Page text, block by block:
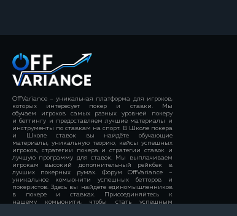
OffVariance – уникальная платформа для игроков,
которых интересует покер и ставки. Мы
обучаем игроков самых разных уровней покеру
и беттингу и предоставляем лучшие материалы и
инструменты по ставкам на спорт. В Школе покера
и Школе ставок вы найдёте обучающие
материалы, уникальную теорию, кейсы успешных
игроков, стратегии покера и стратегии ставок и
лучшую программу для ставок. Мы выплачиваем
игрокам высокий дополнительный рейкбек в
лучших покерных румах. Форум OffVariance –
уникальное комьюнити успешных бетторов и
покеристов. Здесь вы найдёте единомышленников
в покере и ставках. Присоединяйтесь к
нашему комьюнити, чтобы стать успешным